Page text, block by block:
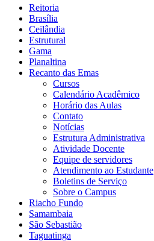
Reitoria
Brasília
Ceilândia
Estrutural
Gama
Planaltina
Recanto das Emas
Cursos
Calendário Acadêmico
Horário das Aulas
Contato
Notícias
Estrutura Administrativa
Atividade Docente
Equipe de servidores
Atendimento ao Estudante
Boletins de Serviço
Sobre o Campus
Riacho Fundo
Samambaia
São Sebastião
Taguatinga